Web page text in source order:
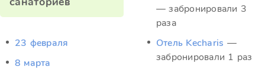
23 февраля
8 марта
— забронировали 3
раза
Отель Kecharis —
забронировали 1 раз